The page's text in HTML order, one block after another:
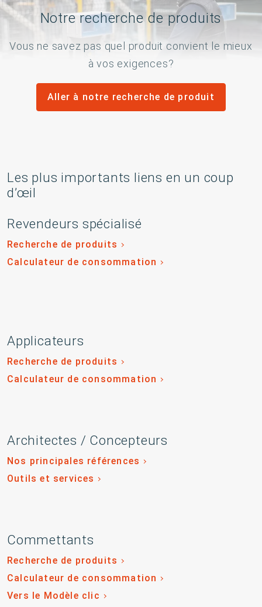
Notre recherche de produits
Vous ne savez pas quel produit convient le mieux
à vos exigences?
Aller à notre recherche de produit
Les plus importants liens en un coup
d’œil
Revendeurs spécialisé
Recherche de produits
Calculateur de consommation
Applicateurs
Recherche de produits
Calculateur de consommation
Architectes / Concepteurs
Nos principales références
Outils et services
Commettants
Recherche de produits
Calculateur de consommation
Vers le Modèle clic